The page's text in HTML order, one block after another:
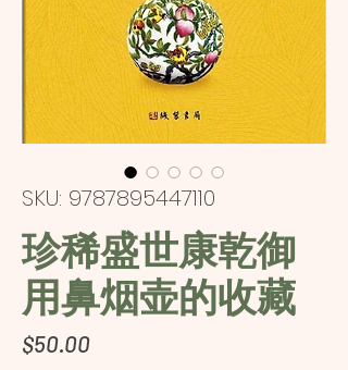
SKU: 9787895447110
珍稀盛世康乾御
用鼻烟壶的收藏
$50.00Price